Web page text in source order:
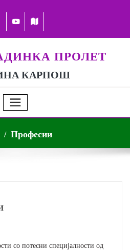
ПРОЛЕТ
КАРПОШ
Професии
со потесни специјалности од